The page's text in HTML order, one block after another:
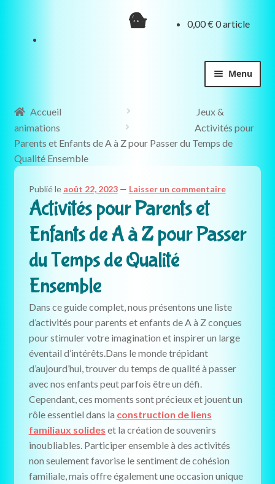
0,00€0 article
Menu
Accueil
Jeux &
animations
Activités pour
Parents et Enfants de A à Z pour Passer du Temps de
Qualité Ensemble
Publié le août 22, 2023 — Laisser un commentaire
Activités pour Parents et
Enfants de A à Z pour Passer
du Temps de Qualité
Ensemble
Dans ce guide complet, nous présentons une liste
d’activités pour parents et enfants de A à Z conçues
pour stimuler votre imagination et inspirer un large
éventail d’intérêts.Dans le monde trépidant
d’aujourd’hui, trouver du temps de qualité à passer
avec nos enfants peut parfois être un défi.
Cependant, ces moments sont précieux et jouent un
rôle essentiel dans la construction de liens
familiaux solides et la création de souvenirs
inoubliables. Participer ensemble à des activités
non seulement favorise le sentiment de cohésion
familiale, mais offre également une occasion unique